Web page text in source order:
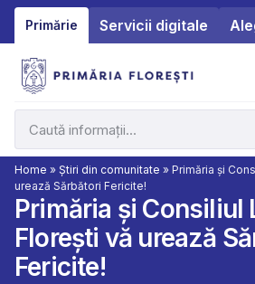
Primărie Servicii digitale
Home » Știri din comunitate » Primăria și
urează Sărbători Fericite!
Primăria și Consiliul
Florești vă urează
Fericite!